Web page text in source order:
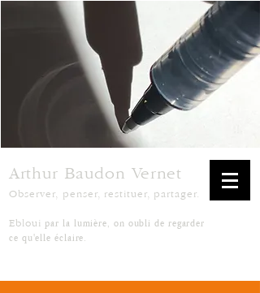
Arthur Baudon Vernet
Observer, penser, restituer, partager.
Ebloui par la lumière, on oubli de regarder
ce qu'elle éclaire.